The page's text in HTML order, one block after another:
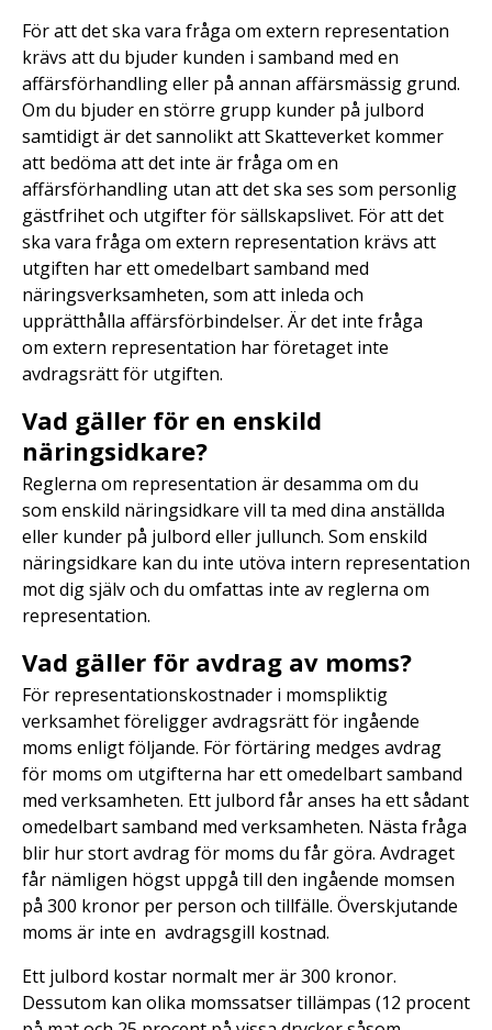
För att det ska vara fråga om extern representation
krävs att du bjuder kunden i samband med en
affärsförhandling eller på annan affärsmässig grund.
Om du bjuder en större grupp kunder på julbord
samtidigt är det sannolikt att Skatteverket kommer
att bedöma att det inte är fråga om en
affärsförhandling utan att det ska ses som personlig
gästfrihet och utgifter för sällskapslivet. För att det
ska vara fråga om extern representation krävs att
utgiften har ett omedelbart samband med
näringsverksamheten, som att inleda och
upprätthålla affärsförbindelser. Är det inte fråga
om extern representation har företaget inte
avdragsrätt för utgiften.
Vad gäller för en enskild
näringsidkare?
Reglerna om representation är desamma om du
som enskild näringsidkare vill ta med dina anställda
eller kunder på julbord eller jullunch. Som enskild
näringsidkare kan du inte utöva intern representation
mot dig själv och du omfattas inte av reglerna om
representation.
Vad gäller för avdrag av moms?
För representationskostnader i momspliktig
verksamhet föreligger avdragsrätt för ingående
moms enligt följande. För förtäring medges avdrag
för moms om utgifterna har ett omedelbart samband
med verksamheten. Ett julbord får anses ha ett sådant
omedelbart samband med verksamheten. Nästa fråga
blir hur stort avdrag för moms du får göra. Avdraget
får nämligen högst uppgå till den ingående momsen
på 300 kronor per person och tillfälle. Överskjutande
moms är inte en avdragsgill kostnad.
Ett julbord kostar normalt mer är 300 kronor.
Dessutom kan olika momssatser tillämpas (12 procent